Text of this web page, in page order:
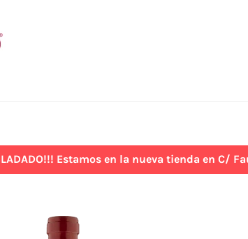
Estamos en la nueva tienda en C/